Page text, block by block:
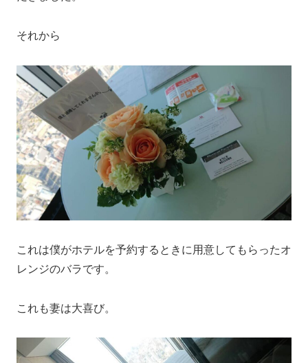
それから
これは僕がホテルを予約するときに用意してもらったオ
レンジのバラです。
これも妻は大喜び。